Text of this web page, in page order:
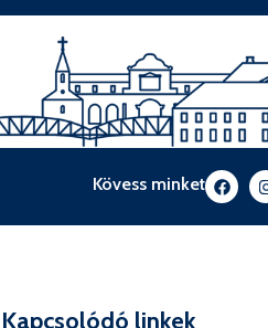
Kövess minket
Kapcsolódó linkek